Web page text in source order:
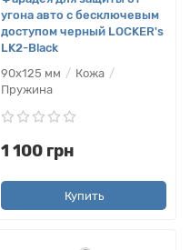
угона авто с бесключевым
доступом черный LOCKER's
LK2-Black
90х125 мм
Кожа
Пружина
1 100 грн
Купить